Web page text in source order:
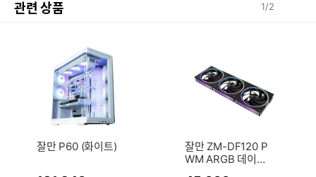
관련 상품 1/2
잘만 P60 (화이트)
잘만 ZM-DF120 P
WM ARGB 데이지